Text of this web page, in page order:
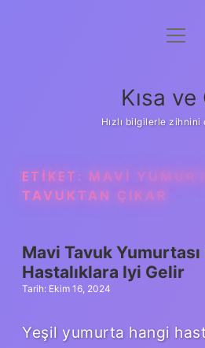
Anasayfa
Yasal Uyarı
menüyü
Kısa ve
Hızlı bilgilerle zihnini
ETIKET: MAVI
TAVUKTAN ÇIKAR
Mavi Tavuk Yumurtası
Hastalıklara Iyi Gelir
Tarih: Ekim 16, 2024
Yeşil yumurta hangi